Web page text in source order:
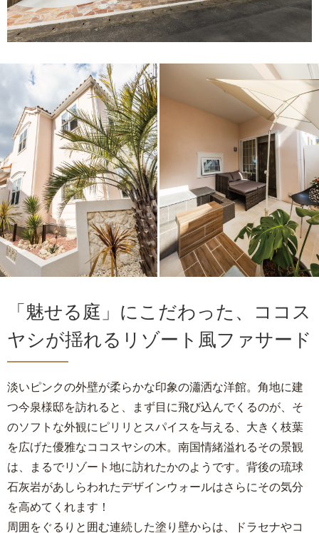
「魅せる庭」にこだわった、ココス
ヤシが揺れるリゾート風ファサード
淡いピンクの外壁が柔らかな印象の瀟洒な洋館。角地に建
つ今泉様邸を訪れると、まず目に飛び込んでくるのが、そ
のソフトな外観にピリリとスパイスを与える、大きく枝葉
を広げた優雅なココスヤシの木。南国情緒溢れるその景観
は、まるでリゾート地に訪れたかのようです。背後の琉球
石灰岩があしらわれたデザインウォールはさらにその気分
を高めてくれます！
周囲をぐるりと囲む連続した塗り壁からは、ドラセナやコ